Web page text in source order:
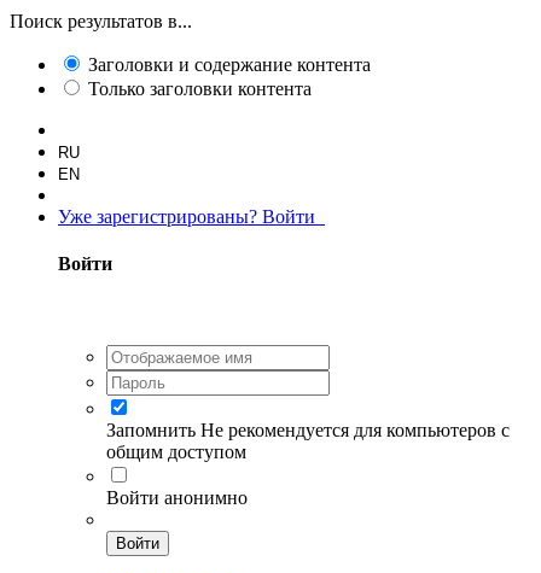
Поиск результатов в...
Заголовки и содержание контента
Только заголовки контента
RU
EN
Уже зарегистрированы? Войти
Войти
Запомнить Не рекомендуется для компьютеров с
общим доступом
Войти анонимно
Войти